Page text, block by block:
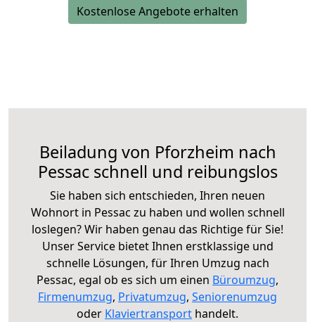
Kostenlose Angebote erhalten
Beiladung von Pforzheim nach
Pessac schnell und reibungslos
Sie haben sich entschieden, Ihren neuen
Wohnort in Pessac zu haben und wollen schnell
loslegen? Wir haben genau das Richtige für Sie!
Unser Service bietet Ihnen erstklassige und
schnelle Lösungen, für Ihren Umzug nach
Pessac, egal ob es sich um einen Büroumzug,
Firmenumzug, Privatumzug, Seniorenumzug
oder Klaviertransport handelt.